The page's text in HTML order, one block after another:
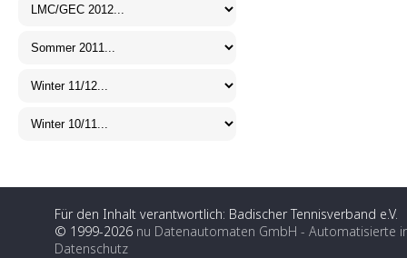
Für den Inhalt verantwortlich: Badischer Tennisverband e.V.
© 1999-2026 nu Datenautomaten GmbH - Automatisierte
Datenschutz